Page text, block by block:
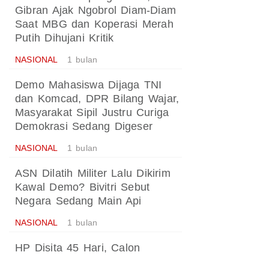
Gibran Ajak Ngobrol Diam-Diam
Saat MBG dan Koperasi Merah
Putih Dihujani Kritik
NASIONAL 1 bulan
Demo Mahasiswa Dijaga TNI
dan Komcad, DPR Bilang Wajar,
Masyarakat Sipil Justru Curiga
Demokrasi Sedang Digeser
NASIONAL 1 bulan
ASN Dilatih Militer Lalu Dikirim
Kawal Demo? Bivitri Sebut
Negara Sedang Main Api
NASIONAL 1 bulan
HP Disita 45 Hari, Calon